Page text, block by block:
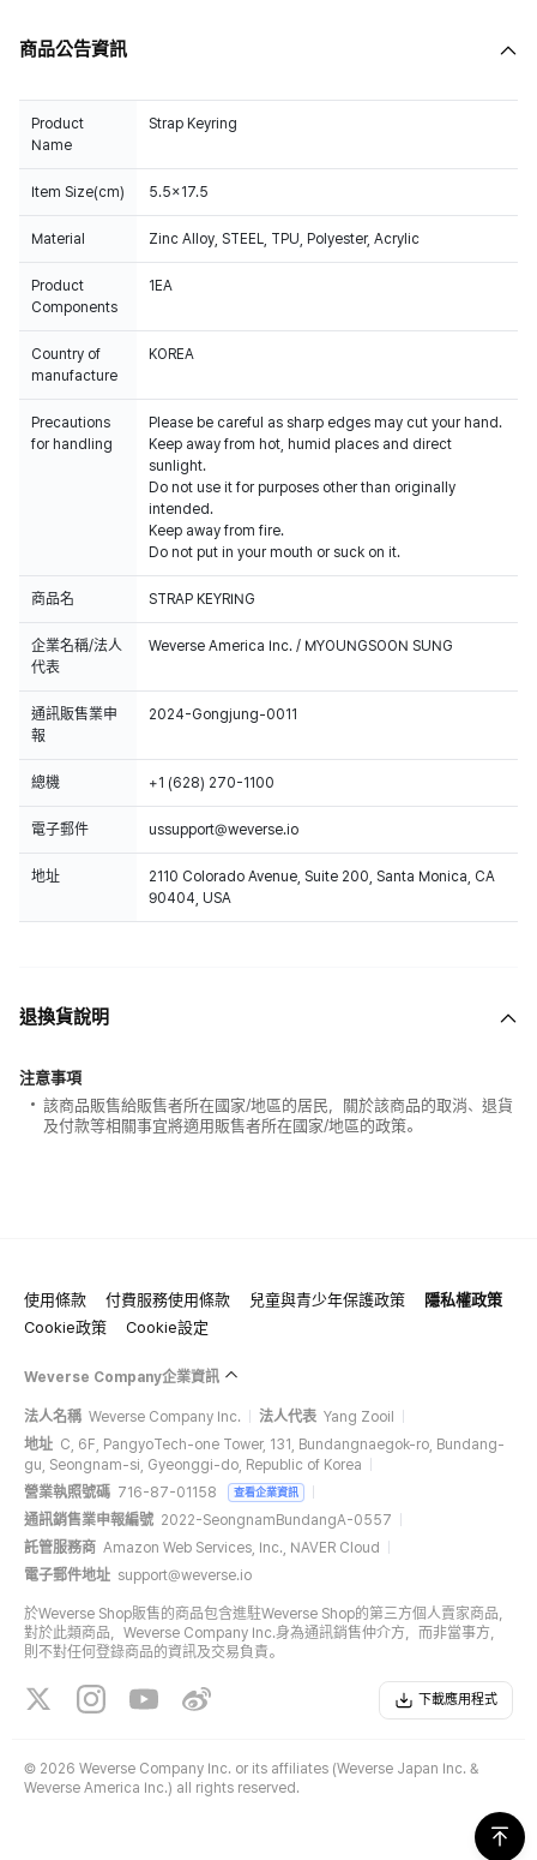
商品公告資訊
Product
Name
Strap Keyring
Item Size(cm) 5.5x17.5
Material Zinc Alloy, STEEL, TPU, Polyester, Acrylic
Product
Components
1EA
Country of
manufacture
KOREA
Precautions
for handling
Please be careful as sharp edges may cut your hand.
Keep away from hot, humid places and direct
sunlight.
Do not use it for purposes other than originally
intended.
Keep away from fire.
Do not put in your mouth or suck on it.
商品名 STRAP KEYRING
企業名稱/法人
代表
Weverse America Inc. / MYOUNGSOON SUNG
通訊販售業申
報
2024-Gongjung-0011
總機 +1 (628) 270-1100
電子郵件 ussupport@weverse.io
地址
2110 Colorado Avenue, Suite 200, Santa Monica, CA
90404, USA
退換貨說明
注意事項
該商品販售給販售者所在國家/地區的居民，關於該商品的取消、退貨
及付款等相關事宜將適用販售者所在國家/地區的政策。
使用條款 付費服務使用條款 兒童與青少年保護政策
隱私權政策
Cookie政策
Cookie設定
Weverse Company企業資訊
法人名稱 Weverse Company Inc. 法人代表 Yang Zooil
地址 C, 6F, PangyoTech-one Tower, 131, Bundangnaegok-ro, Bundang-
gu, Seongnam-si, Gyeonggi-do, Republic of Korea
營業執照號碼 716-87-01158 查看企業資訊
通訊銷售業申報編號 2022-SeongnamBundangA-0557
託管服務商 Amazon Web Services, Inc., NAVER Cloud
電子郵件地址 support@weverse.io
於Weverse Shop販售的商品包含進駐Weverse Shop的第三方個人賣家商品，
對於此類商品，Weverse Company Inc.身為通訊銷售仲介方，而非當事方，
則不對任何登錄商品的資訊及交易負責。
下載應用程式
© 2026 Weverse Company Inc. or its affiliates (Weverse Japan Inc. &
Weverse America Inc.) all rights reserved.